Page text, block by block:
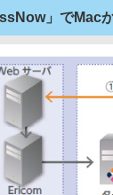
」でMac